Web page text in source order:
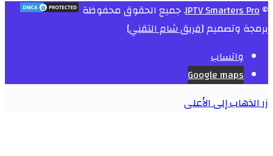
©
IPTV Smarters Pro. جميع الحقوق محفوظة
برمجة وتصميم [فريق شام التقني]
واتساب
Google maps
زر الذهاب إلى الأعلى